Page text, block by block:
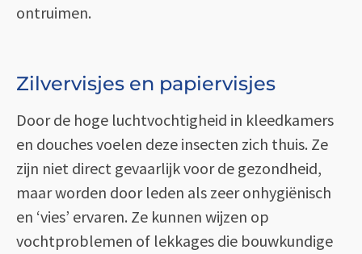
ontruimen.
Zilvervisjes en papiervisjes
Door de hoge luchtvochtigheid in kleedkamers
en douches voelen deze insecten zich thuis. Ze
zijn niet direct gevaarlijk voor de gezondheid,
maar worden door leden als zeer onhygiënisch
en ‘vies’ ervaren. Ze kunnen wijzen op
vochtproblemen of lekkages die bouwkundige